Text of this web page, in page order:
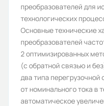
Рабочее
0-380
Частота сети
0-500 Гц
Номинальный
37/45
преобразователей для
технологических
Основные технические
преобразователей
2 оптимизированных
(с обратной связью и
два типа перегрузочной
от номинального тока в
автоматическое